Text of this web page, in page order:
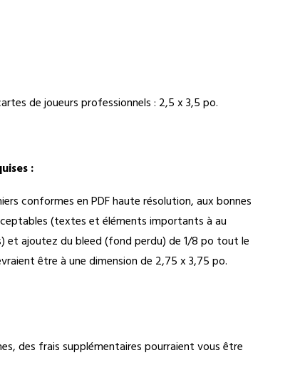
de joueurs professionnels : 2,5 x 3,5 po.
:
conformes en PDF haute résolution, aux bonnes
(textes et éléments importants à au
et ajoutez du bleed (fond perdu) de 1/8 po tout le
être à une dimension de 2,75 x 3,75 po.
des frais supplémentaires pourraient vous être